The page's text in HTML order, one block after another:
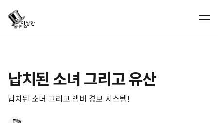
납치된 소녀 그리고 유산
납치된 소녀 그리고 앰버 경보 시스템!